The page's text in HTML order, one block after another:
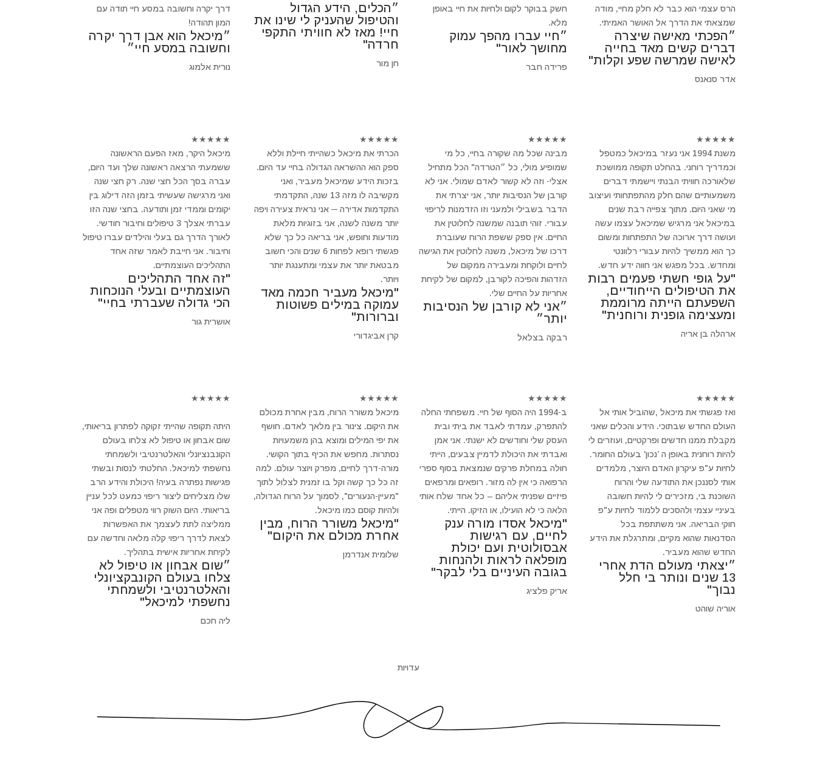
דרך יקרה וחשובה במסע חיי תודה עם
המון תהודה!
״מיכאל הוא אבן דרך יקרה
וחשובה במסע חיי״
נורית אלמוג
״הכלים, הידע הגדול
והטיפול שהעניק לי שינו את
חיי! מאז לא חוויתי התקפי
חרדה"
חן מור
חשק בבוקר לקום ולחיות את חיי באופן
מלא.
״חיי עברו מהפך עמוק
מחושך לאור"
פרידה חבר
הרס עצמי הוא כבר לא חלק מחיי, מודה
שמצאתי את הדרך אל האושר האמיתי.
״הפכתי מאישה שיצרה
דברים קשים מאד בחייה
לאישה שמרשה שפע וקלות"
אדר סנאנס
★
★
★
★
★
מיכאל היקר, מאז הפעם הראשונה
ששמעתי הרצאה ראשונה שלך ועד היום,
עברה בסך הכל חצי שנה. רק חצי שנה
ואני מרגישה שעשיתי בזמן הזה דילוג בין
יקומים וממדי זמן ותודעה. בחצי שנה הזו
עברתי אצלך 3 טיפולים וחיבור חודשי.
לאורך הדרך גם בעלי והילדים עברו טיפול
וחיבור. אני חייבת לאמר שזה אחד
התהליכים העוצמתיים.
"זה אחד התהליכים
העוצמתיים ובעלי הנוכחות
הכי גדולה שעברתי בחיי"
אושרית גור
★
★
★
★
★
הכרתי את מיכאל כשהייתי חיילת וללא
ספק הוא ההשראה הגדולה בחיי עד היום.
בזכות הידע שמיכאל מעביר, ואני
מקשיבה לו מזה 13 שנה, התקדמתי
התקדמות אדירה ─ אני נראית צעירה ויפה
יותר משנה לשנה, אני בזוגיות מלאת
מודעות וחופש, אני בריאה כל כך שלא
פגשתי רופא לפחות 6 שנים והכי חשוב
מבטאת יותר את עצמי ומתענגת יותר
ויותר.
"מיכאל מעביר חכמה מאד
עמוקה במילים פשוטות
וברורות"
קרן אביגדורי
★
★
★
★
★
מבינה שכל מה שקורה בחיי, כל מי
שמופיע מולי, כל ״הטרדה" הכל מתחיל
אצלי- וזה לא קשור לאדם שמולי. אני לא
קורבן של הנסיבות יותר, אני יצרתי את
הדבר בשבילי ולמעני וזו הזדמנות לריפוי
עבורי. זוהי תובנה שמשנה לחלוטין את
החיים. אין ספק ששפת הרוח שעוברת
דרכו של מיכאל, משנה לחלוטין את הגישה
לחיים ולוקחת ומעבירה ממקום של
הזדהות והפיכה לקורבן, למקום של לקיחת
אחריות על החיים שלי.
״אני לא קורבן של הנסיבות
יותר״
רבקה בצלאל
★
★
★
★
★
משנת 1994 אני נעזר במיכאל כמטפל
וכמדריך רוחני. בהחלט תקופה ממושכת
שלאורכה חוויתי הבנתי ויישמתי דברים
משמעותיים שהם חלק מהתפתחותי ועיצוב
מי שאני היום. מתוך צפייה רבת שנים
במיכאל אני מרגיש שמיכאל עצמו עשה
ועושה דרך ארוכה של התפתחות ומשום
כך הוא ממשיך להיות עבורי רלוונטי
ומחדש. בכל מפגש אני חווה ידע חדש.
"על גופי חשתי פעמים רבות
את הטיפולים הייחודיים,
השפעתם הייתה מרוממת
ומעצימה גופנית ורוחנית"
ארהלה בן אריה
★
★
★
★
★
היתה תקופה שהייתי זקוקה לפתרון בריאותי,
שום אבחון או טיפול לא צלחו בעולם
הקונבנציונלי והאלטרנטיבי ולשמחתי
נחשפתי למיכאל. החלטתי לנסות ובשתי
פגישות נפתרה בעיה! היכולת והידע הרב
שלו מצליחים ליצור ריפוי כמעט לכל עניין
בריאותי. היום השוק רווי מטפלים ופה אני
ממליצה לתת לעצמך את האפשרות
לצאת לדרך ריפוי קלה מלאה וחדשה עם
לקיחת אחריות אישית בתהליך.
״שום אבחון או טיפול לא
צלחו בעולם הקונבקציונלי
והאלטרנטיבי ולשמחתי
נחשפתי למיכאל"
ליה חכם
★
★
★
★
★
מיכאל משורר הרוח, מבין אחרת מכולם
את היקום. צינור בין מלאך לאדם. חושף
את יפי המילים ומוצא בהן משמעויות
נסתרות. מחפש את הכיף בתוך הקושי.
מורה-דרך לחיים, מפרק ויוצר עולם. למה
זה כל כך קשה וקל בו זמנית לצלול לתוך
"מעיין-הנעורים", לסמוך על הרוח הגדולה,
ולהיות קוסם כמו מיכאל.
"מיכאל משורר הרוח, מבין
אחרת מכולם את היקום"
שלומית אנדרמן
★
★
★
★
★
ב-1994 היה הסוף של חיי. משפחתי החלה
להתפרק, עמדתי לאבד את ביתי ובית
העסק שלי וחודשים לא ישנתי. אני אמן
ואבדתי את היכולת לדמיין צבעים, הייתי
חולה במחלת פרקים שנמצאת בסוף ספרי
הרפואה כי אין לה מזור. רופאים ומרפאים
פיזיים שפניתי אליהם – כל אחד שלח אותי
הלאה כי לא הועילו, או הזיקו. הייתי.
"מיכאל אסדו מורה ענק
לחיים, עם רגישות
אבסולוטית ועם יכולת
מופלאה לראות ולהנחות
בגובה העיניים בלי לבקר"
אריק פלציג
★
★
★
★
★
ואז פגשתי את מיכאל ,שהוביל אותי אל
העולם החדש שבתוכי. הידע והכלים שאני
מקבלת ממנו חדשים ופרקטיים, ועוזרים לי
להיות רוחנית באופן ה ’נכון' בעולם החומר.
לחיות ע"פ עיקרון האדם היוצר, מלמדים
אותי לסננכן את התודעה שלי והרוח
השוכנת בי, מזכירים לי להיות חשובה
בעיניי עצמי ולהסכים ללמוד לחיות ע"פ
חוקי הבריאה. אני משתתפת בכל
הסדנאות שהוא מקיים, ומתרגלת את הידע
החדש שהוא מעביר.
״יצאתי מעולם הדת אחרי
13 שנים ונותר בי חלל
נבוך"
אוריה שוהט
עדויות